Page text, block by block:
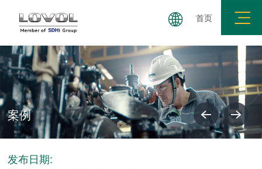
首页
拖拉机 小麦机 玉米机 履带机 插秧机
案例
发布日期: